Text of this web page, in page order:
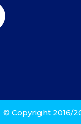
© Copyright 2016/